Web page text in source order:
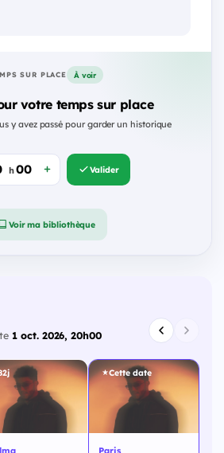
SUR PLACE À voir
votre temps sur place
y avez passé pour garder un historique
h Valider
Voir ma bibliothèque
1 oct. 2026, 20h00
Cette date
Paris